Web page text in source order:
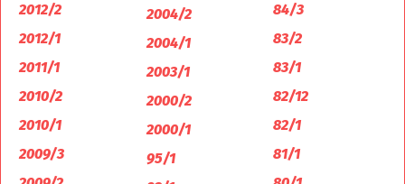
2012/2
2012/1
2011/1
2010/2
2010/1
2009/3
2004/2
2004/1
2003/1
2000/2
2000/1
95/1
84/3
83/2
83/1
82/12
82/1
81/1